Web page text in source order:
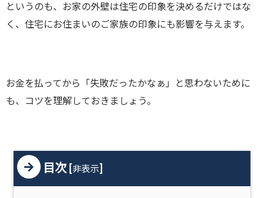
というのも、お家の外壁は住宅の印象を決めるだけではな
く、住宅にお住まいのご家族の印象にも影響を与えます。
お金を払ってから「失敗だったかなぁ」と思わないために
も、コツを理解しておきましょう。
目次 [非表示]